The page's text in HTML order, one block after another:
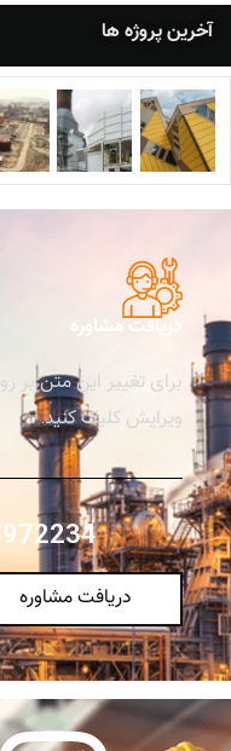
آخرین پروژه ها
دریافت مشاوره
برای تغییر این متن بر
ویرایش کلیک کنید.
دریافت مشاوره